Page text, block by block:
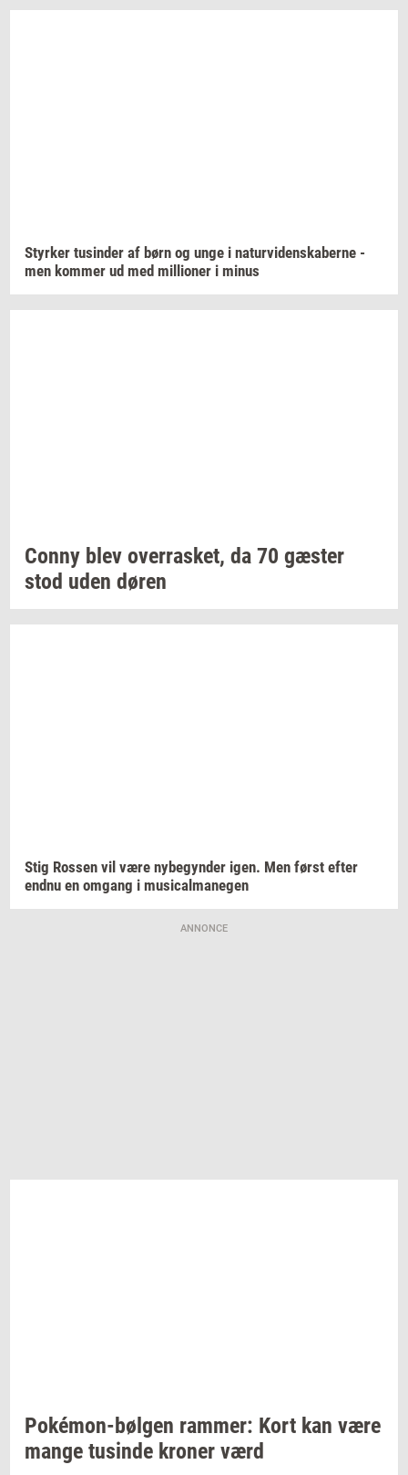
Styr­ker tu­sin­der af børn og unge i na­tur­vi­den­ska­ber­ne -
men kom­mer ud med mil­li­o­ner i minus
Conny blev over­ra­sket, da 70 gæ­ster
stod uden døren
Stig Ros­sen vil være ny­be­gyn­der igen. Men først efter
endnu en om­gang i mu­si­cal­ma­ne­gen
ANNONCE
Pokémon-​bølgen ram­mer: Kort kan være
mange tu­sin­de kro­ner værd